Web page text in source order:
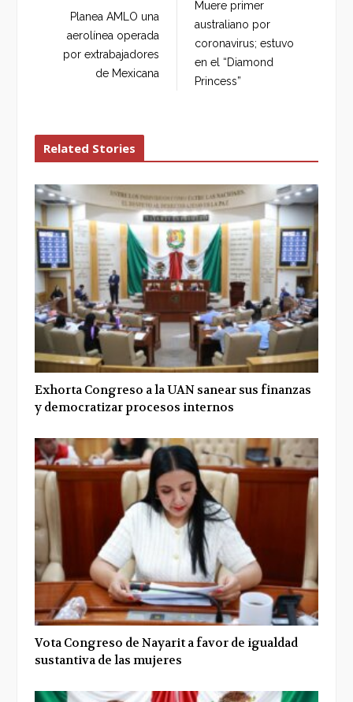
k
+
n
Planea AMLO una
aerolínea operada
por extrabajadores
de Mexicana
Muere primer
australiano por
coronavirus; estuvo
en el “Diamond
Princess”
Related Stories
Exhorta Congreso a la UAN sanear sus finanzas
y democratizar procesos internos
Vota Congreso de Nayarit a favor de igualdad
sustantiva de las mujeres